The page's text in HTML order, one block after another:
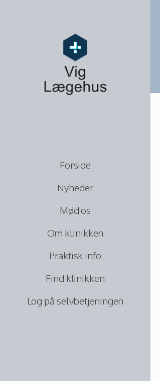
Forside
Nyheder
Mød os
Om klinikken
Praktisk info
Find klinikken
Log på selvbetjeningen